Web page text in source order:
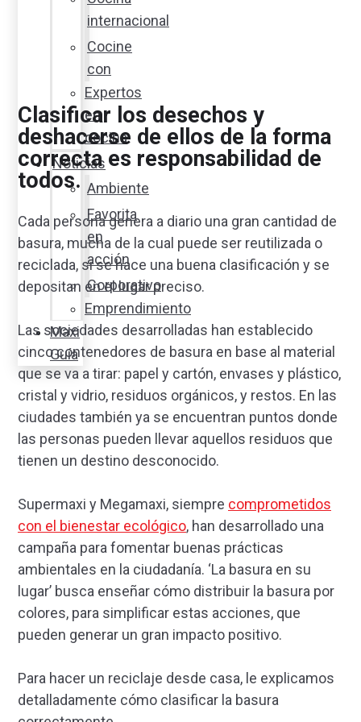
internacional
Cocine
con
Expertos
en
cocina
Noticias
Ambiente
Favorita
en
acción
Corporativo
Emprendimiento
Maxi
Guía
Clasificar los desechos y
deshacerse de ellos de la forma
correcta es responsabilidad de
todos.
Cada persona genera a diario una gran cantidad de
basura, mucha de la cual puede ser reutilizada o
reciclada, si se hace una buena clasificación y se
depositan en el lugar preciso.
Las sociedades desarrolladas han establecido
cinco contenedores de basura en base al material
que se va a tirar: papel y cartón, envases y plástico,
cristal y vidrio, residuos orgánicos, y restos. En las
ciudades también ya se encuentran puntos donde
las personas pueden llevar aquellos residuos que
tienen un destino desconocido.
Supermaxi y Megamaxi, siempre comprometidos
con el bienestar ecológico, han desarrollado una
campaña para fomentar buenas prácticas
ambientales en la ciudadanía. ‘La basura en su
lugar’ busca enseñar cómo distribuir la basura por
colores, para simplificar estas acciones, que
pueden generar un gran impacto positivo.
Para hacer un reciclaje desde casa, le explicamos
detalladamente cómo clasificar la basura